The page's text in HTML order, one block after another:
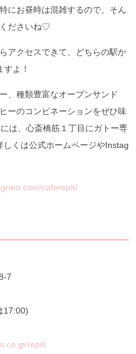
にお昼時は混雑するので、そん
ださいね♡
アクセスできて、どちらの駅か
よ！
、種類豊富なオーブンサンド
ーのコンビネーションをぜひ味
は、心斎橋筋１丁目にガトー専
くは公式ホームページやInstag
caferepit/
7
17:00)
repit/